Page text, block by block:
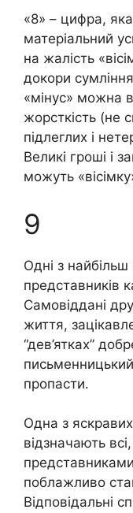
«8» – цифра,
матеріальний
на жалість
докори
«мінус» можна
жopсткість (не
підлеглих і
Великі гроші і
можуть
9
Одні з
представників
Самовіддані
життя,
“дев’ятках”
пропасти.
Одна з яскравих
відзначають
поблажливо
Відповідальні